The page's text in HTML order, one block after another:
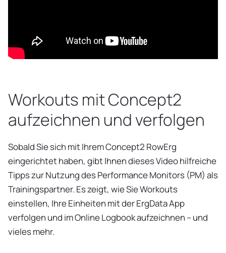
Workouts mit Concept2
aufzeichnen und verfolgen
Sobald Sie sich mit Ihrem Concept2 RowErg
eingerichtet haben, gibt Ihnen dieses Video hilfreiche
Tipps zur Nutzung des Performance Monitors (PM) als
Trainingspartner. Es zeigt, wie Sie Workouts
einstellen, Ihre Einheiten mit der ErgData App
verfolgen und im Online Logbook aufzeichnen – und
vieles mehr.